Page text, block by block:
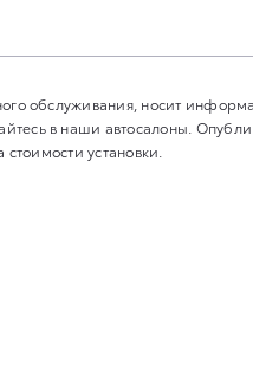
обслуживания, носит
в наши автосалоны.
установки.